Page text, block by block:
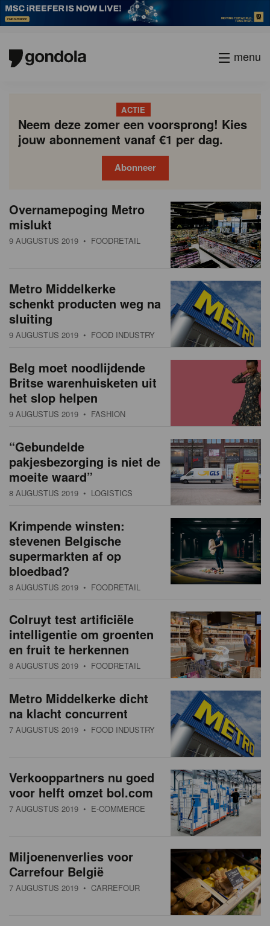
menu
ACTIE
Neem deze zomer een voorsprong! Kies
jouw abonnement vanaf €1 per dag.
Abonneer
N
e
w
s
o
v
e
c
h
Overnamepoging Metro
mislukt
9 AUGUSTUS 2019 • FOODRETAIL
Metro Middelkerke
schenkt producten weg na
sluiting
9 AUGUSTUS 2019 • FOOD INDUSTRY
Belg moet noodlijdende
Britse warenhuisketen uit
het slop helpen
9 AUGUSTUS 2019 • FASHION
“Gebundelde
pakjesbezorging is niet de
moeite waard”
8 AUGUSTUS 2019 • LOGISTICS
Krimpende winsten:
stevenen Belgische
supermarkten af op
bloedbad?
8 AUGUSTUS 2019 • FOODRETAIL
Colruyt test artificiële
intelligentie om groenten
en fruit te herkennen
8 AUGUSTUS 2019 • FOODRETAIL
Metro Middelkerke dicht
na klacht concurrent
7 AUGUSTUS 2019 • FOOD INDUSTRY
Verkooppartners nu goed
voor helft omzet bol.com
7 AUGUSTUS 2019 • E-COMMERCE
Miljoenenverlies voor
Carrefour België
7 AUGUSTUS 2019 • CARREFOUR
P
a
g
a
t
i
o
Vorige
Page
Page
Page
Page
Current
page
Page
Page
Page
Page
Volgende
academy
society